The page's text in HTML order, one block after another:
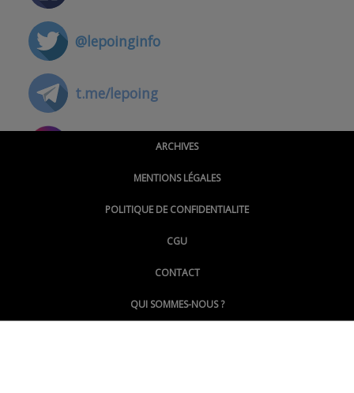
@lepoinginfo
t.me/lepoing
@montpellierpoinginfo
@LePoingMontpellier
ARCHIVES
MENTIONS LÉGALES
POLITIQUE DE CONFIDENTIALITE
CGU
CONTACT
QUI SOMMES-NOUS ?